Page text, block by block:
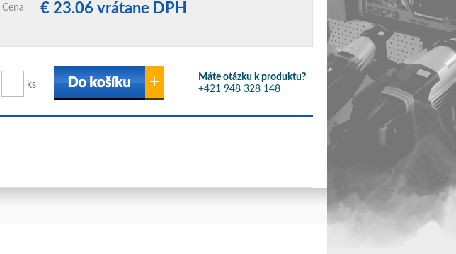
Cena € 23.06 vrátane DPH
ks
Máte otázku k produktu?
+421 948 328 148